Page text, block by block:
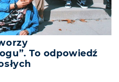
To odpowiedź